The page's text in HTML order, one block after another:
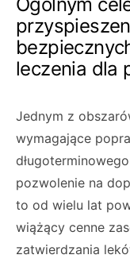
leczenia dla
Jednym z
wymagające
pozwolenie na
to od wielu lat
wiążący cenne
zatwierdzania